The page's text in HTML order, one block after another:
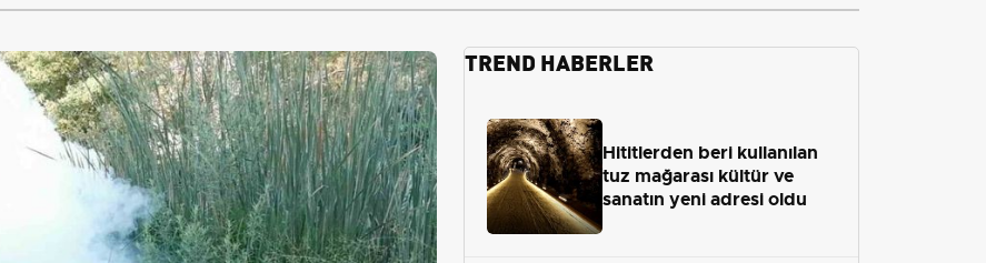
TREND HABERLER
Hititlerden beri kullanılan
tuz mağarası kültür ve
sanatın yeni adresi oldu